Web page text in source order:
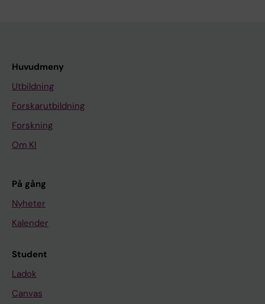
Huvudmeny
Utbildning
Forskarutbildning
Forskning
Om KI
På gång
Nyheter
Kalender
Student
Ladok
Canvas